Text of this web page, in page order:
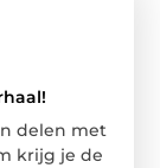
delen met
krijg je de